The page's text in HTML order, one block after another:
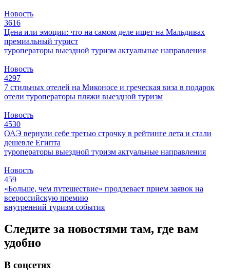
Новость
3616
Цена или эмоции: что на самом деле ищет на Мальдивах
премиальный турист
туроператоры выездной туризм актуальные направления
Новость
4297
7 стильных отелей на Миконосе и греческая виза в подарок
отели туроператоры пляжи выездной туризм
Новость
4530
ОАЭ вернули себе третью строчку в рейтинге лета и стали
дешевле Египта
туроператоры выездной туризм актуальные направления
Новость
459
«Больше, чем путешествие» продлевает прием заявок на
всероссийскую премию
внутренний туризм события
Следите за новостями там, где вам
удобно
В соцсетях